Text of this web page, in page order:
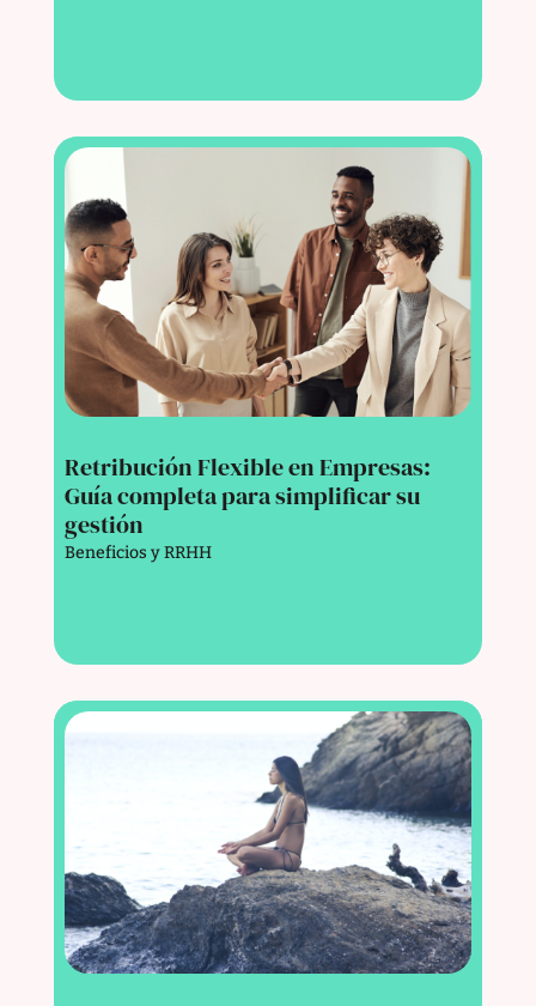
Retribución Flexible en Empresas:
Guía completa para simplificar su
gestión
Beneficios y RRHH